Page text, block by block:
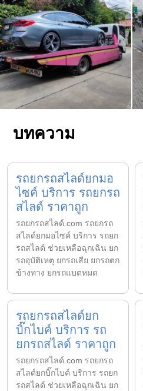
บทความ
รถยกรถสไลด์ยกมอ
ไซค์ บริการ รถยกรถ
สไลด์ ราคาถูก
รถยกรถสไลด์.com รถยกรถ
สไลด์ยกมอไซค์ บริการ รถยก
รถสไลด์ ช่วยเหลือฉุกเฉิน ยก
รถอุบัติเหตุ ยกรถเสีย ยกรถตก
ข้างทาง ยกรถแบตหมด
รถยกรถสไลด์ยก
บิ๊กไบค์ บริการ รถ
ยกรถสไลด์ ราคาถูก
รถยกรถสไลด์.com รถยกรถ
สไลด์ยกบิ๊กไบค์ บริการ รถยก
รถสไลด์ ช่วยเหลือฉุกเฉิน ยก